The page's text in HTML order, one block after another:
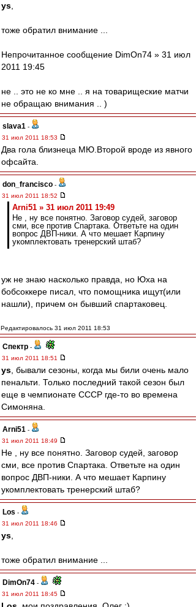
ys
тоже обратил внимание ...
Непрочитанное сообщение DimOn74 » 31 июл
2011 19:45
не .. это не ко мне .. я на товарищеские матчи
не обращаю внимания .. )
slava1 -
31 июл 2011 18:53
Два гола близнеца МЮ.Второй вроде из явного
офсайта.
don_francisco -
31 июл 2011 18:52
Arni51 » 31 июл 2011 19:49
Не , ну все понятно. Заговор судей, заговор
сми, все против Спартака. Ответьте на один
вопрос ДВП-ники. А что мешает Карпину
укомплектовать тренерский штаб?
уж не знаю насколько правда, но Юха на
бобсоккере писал, что помощника ищут(или
нашли), причем он бывший спартаковец.
Редактировалось 31 июл 2011 18:53
Спектр -
31 июл 2011 18:51
ys , бывали сезоны, когда мы били очень мало
пенальти. Только последний такой сезон был
еще в чемпионате СССР где-то во времена
Симоняна.
Arni51 -
31 июл 2011 18:49
Не , ну все понятно. Заговор судей, заговор
сми, все против Спартака. Ответьте на один
вопрос ДВП-ники. А что мешает Карпину
укомплектовать тренерский штаб?
Los -
31 июл 2011 18:46
ys
тоже обратил внимание ...
DimOn74 -
31 июл 2011 18:45